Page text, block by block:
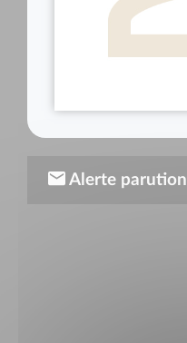
Alerte parution